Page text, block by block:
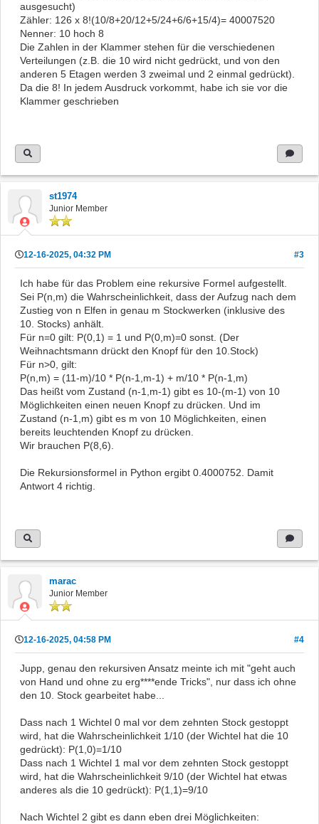
ausgesucht)
Zähler: 126 x 8!(10/8+20/12+5/24+6/6+15/4)= 40007520
Nenner: 10 hoch 8
Die Zahlen in der Klammer stehen für die verschiedenen
Verteilungen (z.B. die 10 wird nicht gedrückt, und von den
anderen 5 Etagen werden 3 zweimal und 2 einmal gedrückt).
Da die 8! In jedem Ausdruck vorkommt, habe ich sie vor die
Klammer geschrieben
st1974
Junior Member
12-16-2025, 04:32 PM #3
Ich habe für das Problem eine rekursive Formel aufgestellt.
Sei P(n,m) die Wahrscheinlichkeit, dass der Aufzug nach dem
Zustieg von n Elfen in genau m Stockwerken (inklusive des
10. Stocks) anhält.
Für n=0 gilt: P(0,1) = 1 und P(0,m)=0 sonst. (Der
Weihnachtsmann drückt den Knopf für den 10.Stock)
Für n>0, gilt:
P(n,m) = (11-m)/10 * P(n-1,m-1) + m/10 * P(n-1,m)
Das heißt vom Zustand (n-1,m-1) gibt es 10-(m-1) von 10
Möglichkeiten einen neuen Knopf zu drücken. Und im
Zustand (n-1,m) gibt es m von 10 Möglichkeiten, einen
bereits leuchtenden Knopf zu drücken.
Wir brauchen P(8,6).
Die Rekursionsformel in Python ergibt 0.4000752. Damit
Antwort 4 richtig.
marac
Junior Member
12-16-2025, 04:58 PM #4
Jupp, genau den rekursiven Ansatz meinte ich mit "geht auch
von Hand und ohne zu erg****ende Tricks", nur dass ich ohne
den 10. Stock gearbeitet habe...
Dass nach 1 Wichtel 0 mal vor dem zehnten Stock gestoppt
wird, hat die Wahrscheinlichkeit 1/10 (der Wichtel hat die 10
gedrückt): P(1,0)=1/10
Dass nach 1 Wichtel 1 mal vor dem zehnten Stock gestoppt
wird, hat die Wahrscheinlichkeit 9/10 (der Wichtel hat etwas
anderes als die 10 gedrückt): P(1,1)=9/10
Nach Wichtel 2 gibt es dann eben drei Möglichkeiten: